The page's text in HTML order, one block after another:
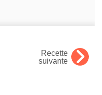
Recette
suivante